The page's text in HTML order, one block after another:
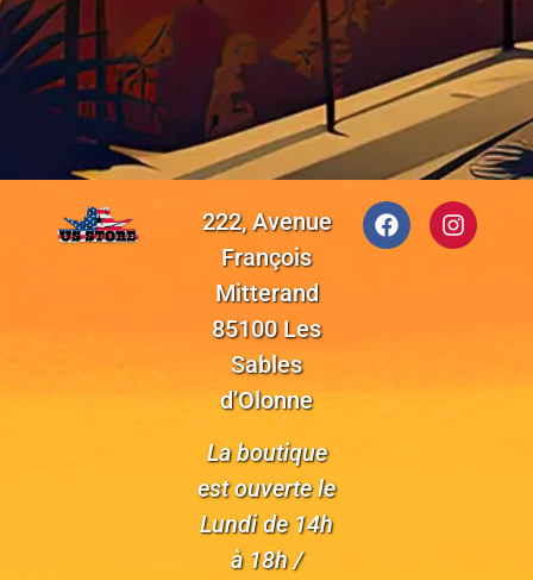
222, Avenue
François
Mitterand
85100 Les
Sables
d’Olonne
La boutique
est ouverte le
Lundi de 14h
à 18h /